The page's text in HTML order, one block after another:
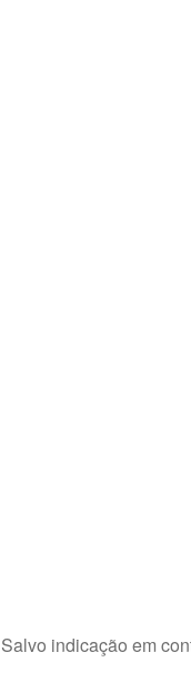
Salvo indicação em